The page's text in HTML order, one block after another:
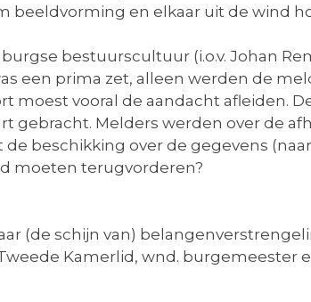
beeldvorming en elkaar uit de wind
bestuurscultuur (i.o.v. Johan
een prima zet, alleen werden de
vooral de aandacht afleiden.
gebracht. Melders werden over de
beschikking over de gegevens
moeten terugvorderen?
(de schijn van)
Kamerlid, wnd. burgemeester